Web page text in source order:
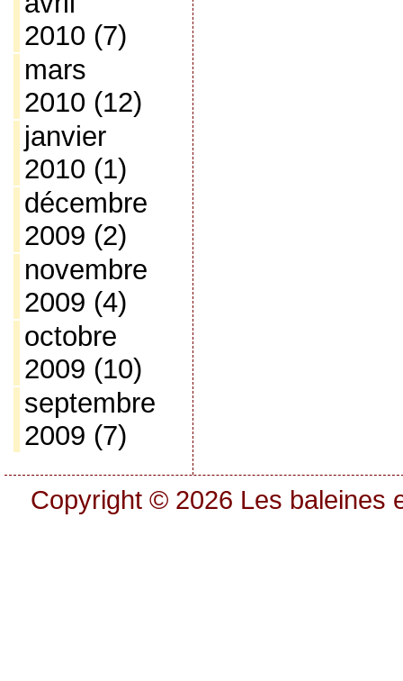
2010 (7)
mars
2010 (12)
janvier
2010 (1)
décembre
2009 (2)
novembre
2009 (4)
octobre
2009 (10)
septembre
2009 (7)
Copyright © 2026 Les baleines